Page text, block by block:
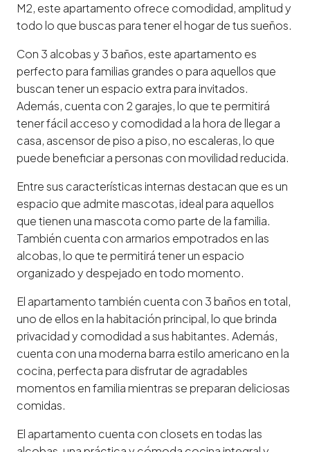
M2, este apartamento ofrece comodidad, amplitud y
todo lo que buscas para tener el hogar de tus sueños.
Con 3 alcobas y 3 baños, este apartamento es
perfecto para familias grandes o para aquellos que
buscan tener un espacio extra para invitados.
Además, cuenta con 2 garajes, lo que te permitirá
tener fácil acceso y comodidad a la hora de llegar a
casa, ascensor de piso a piso, no escaleras, lo que
puede beneficiar a personas con movilidad reducida.
Entre sus características internas destacan que es un
espacio que admite mascotas, ideal para aquellos
que tienen una mascota como parte de la familia.
También cuenta con armarios empotrados en las
alcobas, lo que te permitirá tener un espacio
organizado y despejado en todo momento.
El apartamento también cuenta con 3 baños en total,
uno de ellos en la habitación principal, lo que brinda
privacidad y comodidad a sus habitantes. Además,
cuenta con una moderna barra estilo americano en la
cocina, perfecta para disfrutar de agradables
momentos en familia mientras se preparan deliciosas
comidas.
El apartamento cuenta con closets en todas las